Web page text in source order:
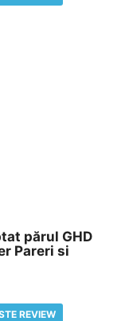
părul GHD
Pareri si
REVIEW